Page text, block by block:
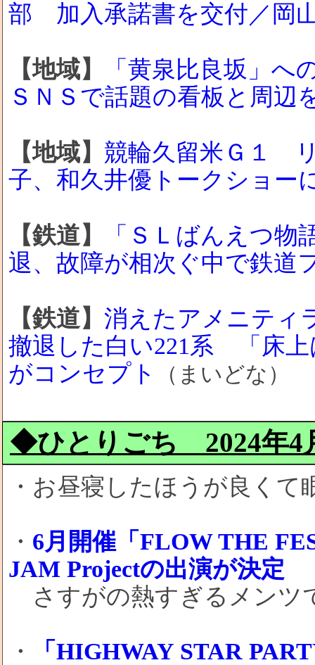
部 加入承諾書を交付／岡
【地域】
「黄泉比良坂」
ＳＮＳで話題の看板と周辺
【地域】 競輪久留米Ｇ１
子、和久井優トークショー
【鉄道】
「ＳＬばんえつ
退、故障が相次ぐ中で鉄道
【鉄道】 消えたアメニティ
撤退した白い221系 「床
がコンセプト
（まいどな）
◆ひとりごち 2024年4
・お昼寝したほうが良くて
・ 6月開催「FLOW THE
JAM Projectの出演が決定
さすがの熱すぎるメンツ
・
「HIGHWAY STAR